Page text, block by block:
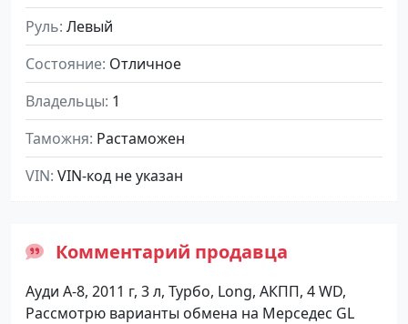
Руль Левый
Состояние Отличное
Владельцы 1
Таможня Растаможен
VIN VIN-код не указан
Комментарий продавца
Ауди А-8, 2011 г, 3 л, Турбо, Long, АКПП, 4 WD,
Рассмотрю варианты обмена на Мерседес GL